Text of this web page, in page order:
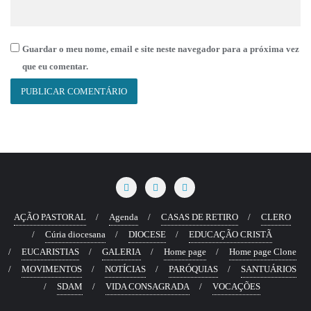
Guardar o meu nome, email e site neste navegador para a próxima vez
que eu comentar.
AÇÃO PASTORAL Agenda CASAS DE RETIRO
CLERO
Cúria diocesana
DIOCESE
EDUCAÇÃO CRISTÃ
EUCARISTIAS
GALERIA Home page
Home page Clone
MOVIMENTOS
NOTÍCIAS PARÓQUIAS
SANTUÁRIOS
SDAM
VIDA CONSAGRADA VOCAÇÕES